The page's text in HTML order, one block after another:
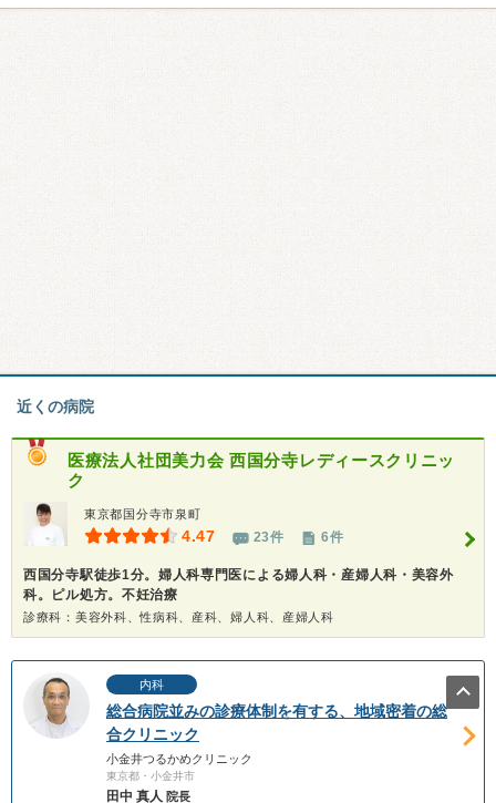
近くの病院
医療法人社団美力会 西国分寺レディースクリニッ
ク
東京都国分寺市泉町
4.47 23件 6件
西国分寺駅徒歩1分。婦人科専門医による婦人科・産婦人科・美容外
科。ピル処方。不妊治療
診療科：美容外科、性病科、産科、婦人科、産婦人科
内科
総合病院並みの診療体制を有する、地域密着の総
合クリニック
小金井つるかめクリニック
東京都・小金井市
田中 真人 院長